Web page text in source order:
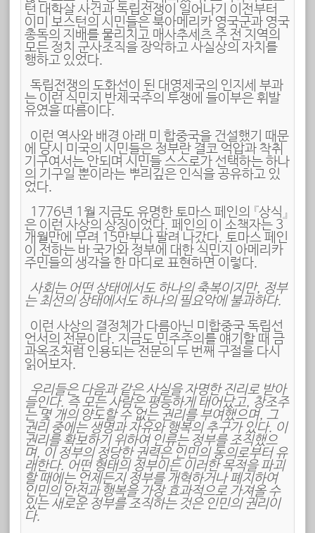
턴 대학살 사건과 독립전쟁이 일어나기 이전부터
이미 보스턴의 시민들은 북아메리카 영국군과 영국
총독의 지배를 물리치고 매사추세츠 주 전 지역의
모든 정치 군사조직을 장악하고 사실상의 자치를
행하고 있었다.
독립전쟁의 도화선이 된 대영제국의 인지세 부과
는 이런 식민지 반제국주의 투쟁에 들이부은 휘발
유였을 따름이다.
이런 역사와 배경 아래 미 합중국을 건설했기 때문
에 당시 미국의 시민들은 정부란 결코 억압과 착취
기구여서는 안되며 시민들 스스로가 선택하는 하나
의 기구일 뿐이라는 뿌리깊은 인식을 공유하고 있
었다.
1776년 1월 지금도 유명한 토마스 페인의 『상식』
은 이런 사상의 상징이었다. 페인의 이 소책자는 3
개월만에 무려 15만부나 팔려 나갔다. 토마스 페인
이 전하는 바 국가와 정부에 대한 식민지 아메리카
주민들의 생각을 한 마디로 표현하면 이렇다.
사회는 어떤 상태에서도 하나의 축복이지만, 정부
는 최선의 상태에서도 하나의 필요악에 불과하다.
이런 사상의 결정체가 다름아닌 미합중국 독립선
언서의 전문이다. 지금도 민주주의를 얘기할 때 금
과옥조처럼 인용되는 전문의 두 번째 구절을 다시
읽어보자.
우리들은 다음과 같은 사실을 자명한 진리로 받아
들인다. 즉 모든 사람은 평등하게 태어났고, 창조주
는 몇 개의 양도할 수 없는 권리를 부여했으며, 그
권리 중에는 생명과 자유와 행복의 추구가 있다. 이
권리를 확보하기 위하여 인류는 정부를 조직했으
며, 이 정부의 정당한 권력은 인민의 동의로부터 유
래한다. 어떤 형태의 정부이든 이러한 목적을 파괴
할 때에는 언제든지 정부를 개혁하거나 폐지하여
인민의 안전과 행복을 가장 효과적으로 가져올 수
있는 새로운 정부를 조직하는 것은 인민의 권리이
다.